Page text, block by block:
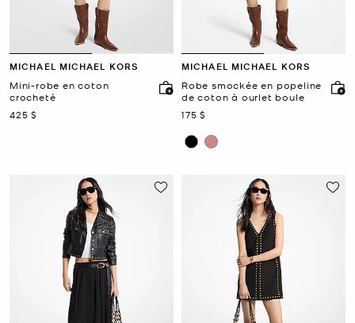
MICHAEL MICHAEL KORS
Mini-robe en coton
crocheté
maintenant
425 $
MICHAEL MICHAEL KORS
Robe smockée en popeline
de coton à ourlet boule
maintenant
175 $